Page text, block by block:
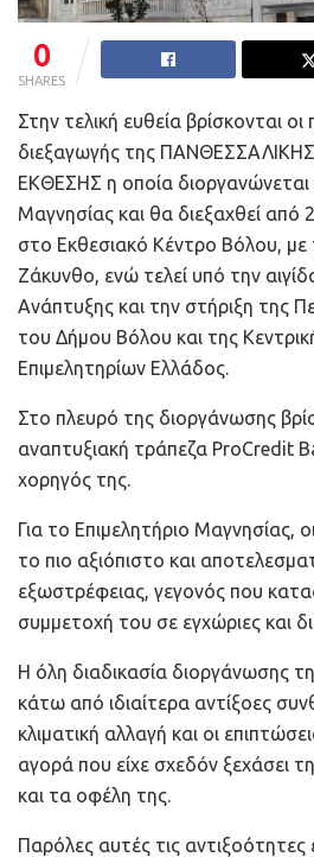
0
SHARES
Στην τελική ευθεία βρίσκονται οι
διεξαγωγής της
ΕΚΘΕΣΗΣ η οποία διοργανώνεται
Μαγνησίας και θα διεξαχθεί από
στο Εκθεσιακό Κέντρο Βόλου, με
Ζάκυνθο, ενώ τελεί υπό την
Ανάπτυξης και την στήριξη της
του Δήμου Βόλου και της
Επιμελητηρίων Ελλάδος.
Στο πλευρό της διοργάνωσης
αναπτυξιακή τράπεζα ProCredit
χορηγός της.
Για το Επιμελητήριο Μαγνησίας,
το πιο αξιόπιστο και
εξωστρέφειας, γεγονός που
συμμετοχή του σε εγχώριες και
Η όλη διαδικασία διοργάνωσης
κάτω από ιδιαίτερα αντίξοες
κλιματική αλλαγή και οι
αγορά που είχε σχεδόν ξεχάσει
και τα οφέλη της.
Παρόλες αυτές τις αντιξοότητες